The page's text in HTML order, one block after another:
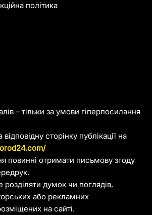
– тільки за умови гіперпосилання
сторінку публікації на
повинні отримати письмову згоду
думок чи поглядів,
або рекламних
на сайті.
політика